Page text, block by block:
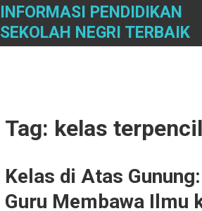
Skip
content
INFORMASI PENDIDIKAN
SEKOLAH NEGRI TERBAIK
Tag: kelas terpencil
Kelas di Atas
Guru Membawa Ilmu